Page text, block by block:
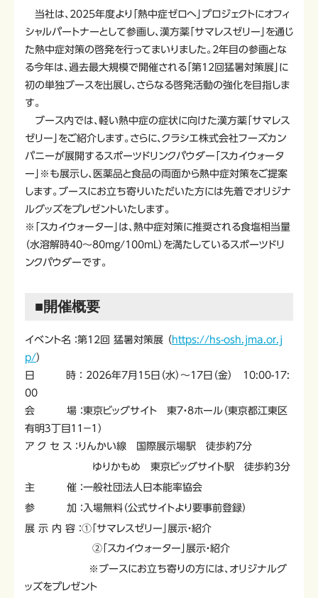
当社は、2025年度より「熱中症ゼロへ」プロジェクトにオフィ
シャルパートナーとして参画し、漢方薬「サマレスゼリー」を通じ
た熱中症対策の啓発を行ってまいりました。2年目の参画とな
る今年は、過去最大規模で開催される「第12回猛暑対策展」に
初の単独ブースを出展し、さらなる啓発活動の強化を目指しま
す。
ブース内では、軽い熱中症の症状に向けた漢方薬「サマレス
ゼリー」をご紹介します。さらに、クラシエ株式会社フーズカン
パニーが展開するスポーツドリンクパウダー「スカイウォータ
ー」※も展示し、医薬品と食品の両面から熱中症対策をご提案
します。ブースにお立ち寄りいただいた方には先着でオリジナ
ルグッズをプレゼントいたします。
※「スカイウォーター」は、熱中症対策に推奨される食塩相当量
（水溶解時40～80mg/100mL）を満たしているスポーツドリ
ンクパウダーです。
■開催概要
イベント名 ：第12回 猛暑対策展 （ https://hs-osh.jma.or.j
p/）
日 時 ： 2026年7月15日（水）～17日（金） 10:00-17:
00
会 場 ：東京ビッグサイト 東7・8ホール（東京都江東区
有明３丁目１１−１）
ア ク セ ス ：りんかい線 国際展示場駅 徒歩約7分
ゆりかもめ 東京ビッグサイト駅 徒歩約3分
主 催 ：一般社団法人日本能率協会
参 加 ：入場無料（公式サイトより要事前登録）
展 示 内 容 ：①「サマレスゼリー」展示・紹介
②「スカイウォーター」展示・紹介
※ブースにお立ち寄りの方には、オリジナルグ
ッズをプレゼント